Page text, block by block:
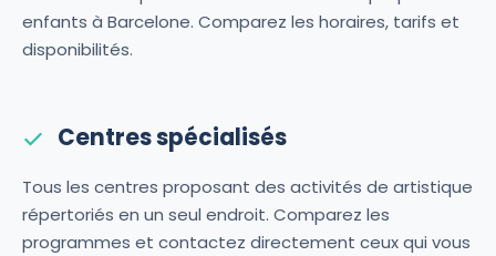
enfants à Barcelone. Comparez les horaires, tarifs et
disponibilités.
Centres spécialisés
Tous les centres proposant des activités de artistique
répertoriés en un seul endroit. Comparez les
programmes et contactez directement ceux qui vous